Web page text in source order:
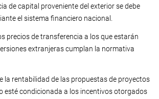
de capital proveniente del exterior se debe
el sistema financiero nacional.
precios de transferencia a los que estarán
extranjeras cumplan la normativa
la rentabilidad de las propuestas de proyectos
esté condicionada a los incentivos otorgados